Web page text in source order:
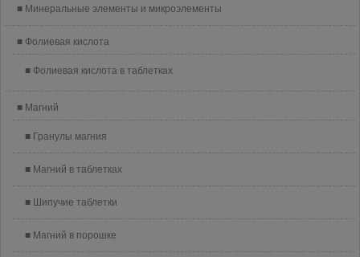
Минеральные элементы и микроэлементы
Фолиевая кислота
Фолиевая кислота в таблетках
Магний
Гранулы магния
Магний в таблетках
Шипучие таблетки
Магний в порошке